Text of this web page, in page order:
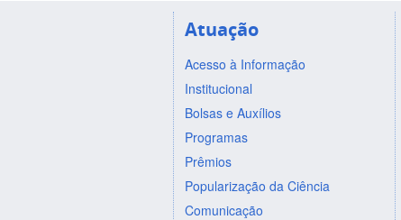
Atuação
Acesso à Informação
Institucional
Bolsas e Auxílios
Programas
Prêmios
Popularização da Ciência
Comunicação